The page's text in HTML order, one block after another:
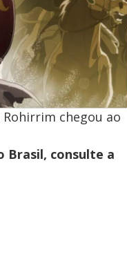
Rohirrim chegou ao
Brasil, consulte a